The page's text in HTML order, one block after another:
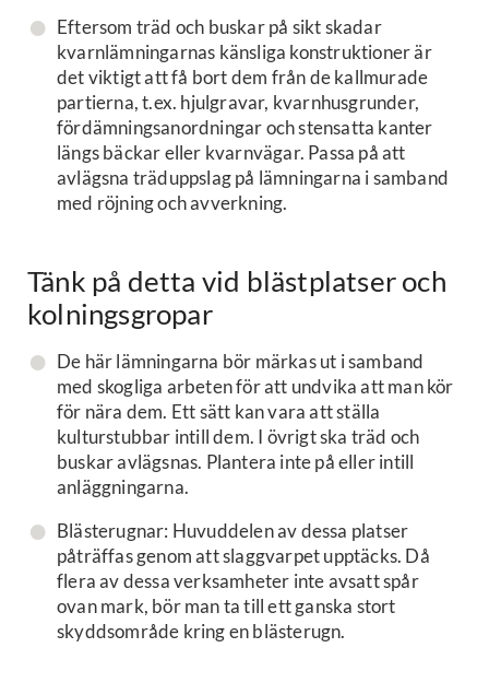
Eftersom träd och buskar på sikt skadar
kvarnlämningarnas känsliga konstruktioner är
det viktigt att få bort dem från de kallmurade
partierna, t.ex. hjulgravar, kvarnhusgrunder,
fördämningsanordningar och stensatta kanter
längs bäckar eller kvarnvägar. Passa på att
avlägsna träduppslag på lämningarna i samband
med röjning och avverkning.
Tänk på detta vid blästplatser och
kolningsgropar
De här lämningarna bör märkas ut i samband
med skogliga arbeten för att undvika att man kör
för nära dem. Ett sätt kan vara att ställa
kulturstubbar intill dem. I övrigt ska träd och
buskar avlägsnas. Plantera inte på eller intill
anläggningarna.
Blästerugnar: Huvuddelen av dessa platser
påträffas genom att slaggvarpet upptäcks. Då
flera av dessa verksamheter inte avsatt spår
ovan mark, bör man ta till ett ganska stort
skyddsområde kring en blästerugn.